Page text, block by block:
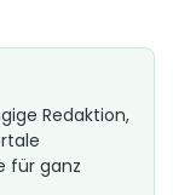
Redaktion,
für ganz